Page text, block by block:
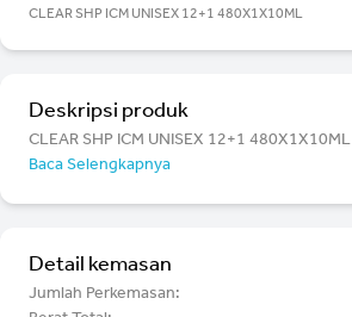
CLEAR SHP ICM UNISEX 12+1 480X1X10ML
Deskripsi produk
CLEAR SHP ICM UNISEX 12+1 480X1X10ML
Baca Selengkapnya
Detail kemasan
Jumlah Perkemasan: